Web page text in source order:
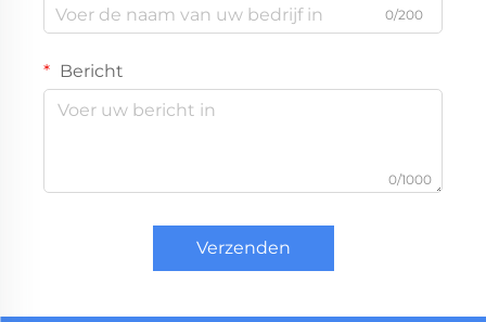
0/200
Bericht
0/1000
Verzenden